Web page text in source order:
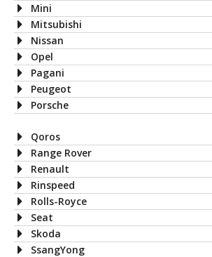
Mini
Mitsubishi
Nissan
Opel
Pagani
Peugeot
Porsche
Qoros
Range Rover
Renault
Rinspeed
Rolls-Royce
Seat
Skoda
SsangYong